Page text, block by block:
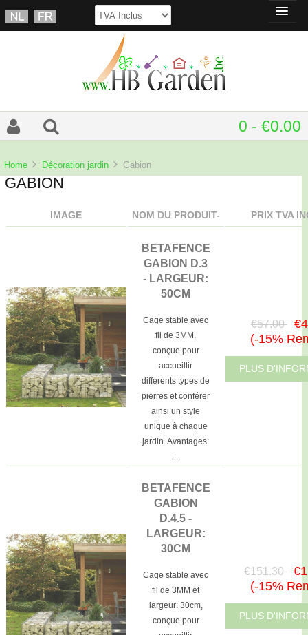
0 - €0.00
Home Décoration jardin Gabion
GABION
IMAGE NOM DU PRODUIT- PRIX TVA
BETAFENCE
GABION D.3
- LARGEUR:
50CM
Cage stable avec
fil de 3MM,
conçue pour
accueillir
différents types de
pierres et conférer
ainsi un style
unique à chaque
jardin. Avantages:
-...
€57.00
(-15%
PLUS
BETAFENCE
GABION
D.4.5 -
LARGEUR:
30CM
Cage stable avec
fil de 3MM et
largeur: 30cm,
conçue pour
€151.30
(-15%
PLUS